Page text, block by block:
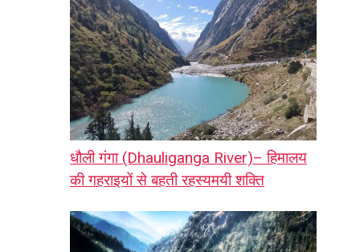
धौली गंगा (Dhauliganga River)– हिमालय
की गहराइयों से बहती रहस्यमयी शक्ति